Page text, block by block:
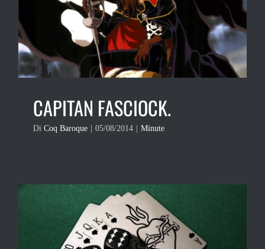
CAPITAN FASCIOCK.
Di Coq Baroque 05/08/2014 Minute